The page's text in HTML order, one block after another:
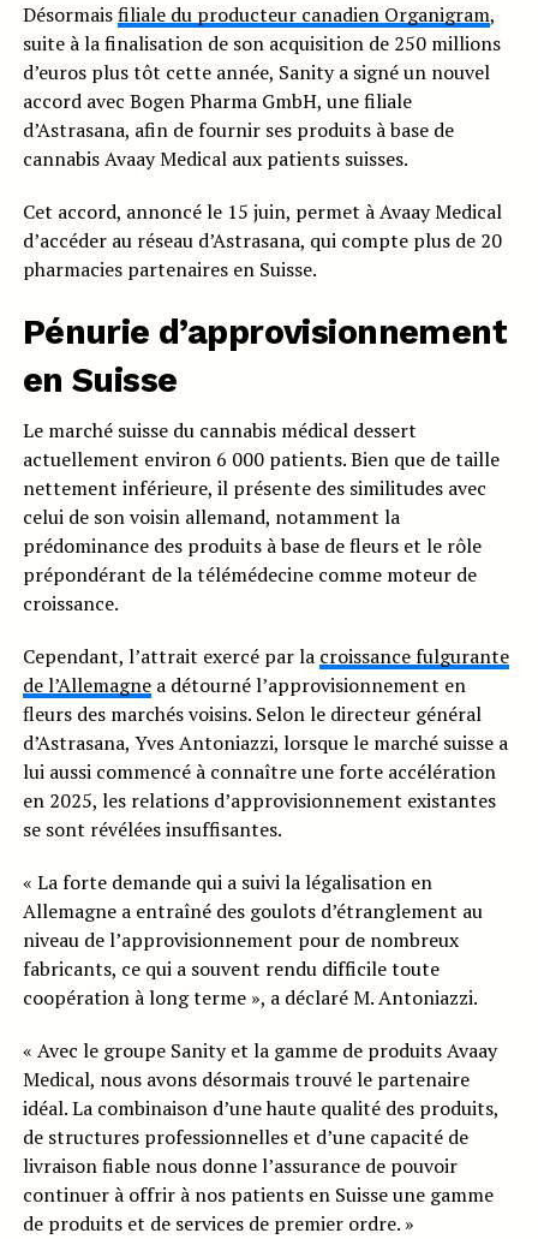
Désormaisfiliale du producteur canadien Organigram,
suite à la finalisation de son acquisition de 250 millions
d’euros plus tôt cette année, Sanity a signé un nouvel
accord avec Bogen Pharma GmbH, une filiale
d’Astrasana, afin de fournir ses produits à base de
cannabis Avaay Medical aux patients suisses.
Cet accord, annoncé le 15 juin, permet à Avaay Medical
d’accéder au réseau d’Astrasana, qui compte plus de 20
pharmacies partenaires en Suisse.
Pénurie d’approvisionnement
en Suisse
Le marché suisse du cannabis médical dessert
actuellement environ 6 000 patients. Bien que de taille
nettement inférieure, il présente des similitudes avec
celui de son voisin allemand, notamment la
prédominance des produits à base de fleurs et le rôle
prépondérant de la télémédecine comme moteur de
croissance.
Cependant, l’attrait exercé par la croissance fulgurante
de l’Allemagnea détourné l’approvisionnement en
fleurs des marchés voisins. Selon le directeur général
d’Astrasana, Yves Antoniazzi, lorsque le marché suisse a
lui aussi commencé à connaître une forte accélération
en 2025, les relations d’approvisionnement existantes
se sont révélées insuffisantes.
« La forte demande qui a suivi la légalisation en
Allemagne a entraîné des goulots d’étranglement au
niveau de l’approvisionnement pour de nombreux
fabricants, ce qui a souvent rendu difficile toute
coopération à long terme », a déclaré M. Antoniazzi.
« Avec le groupe Sanity et la gamme de produits Avaay
Medical, nous avons désormais trouvé le partenaire
idéal. La combinaison d’une haute qualité des produits,
de structures professionnelles et d’une capacité de
livraison fiable nous donne l’assurance de pouvoir
continuer à offrir à nos patients en Suisse une gamme
de produits et de services de premier ordre. »